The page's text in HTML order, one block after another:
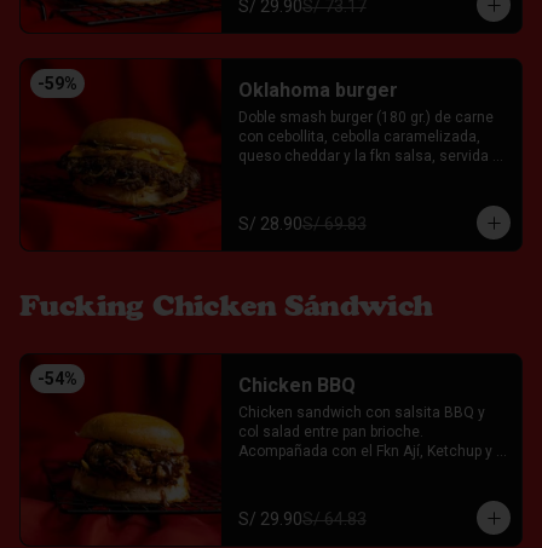
S/ 29.90S/ 73.17
-59% Oklahoma burger
Doble smash burger (180 gr.) de carne
con cebollita, cebolla caramelizada,
queso cheddar y la fkn salsa, servida
S/ 28.90S/ 69.83
Fucking Chicken Sándwich
-54% Chicken BBQ
Chicken sandwich con salsita BBQ y
col salad entre pan brioche.
Acompañada con el Fkn Ají, Ketchup y
S/ 29.90S/ 64.83